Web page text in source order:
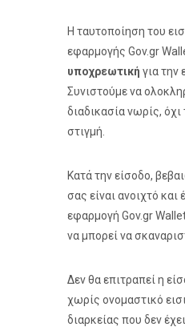
Η ταυτοποίηση του
εφαρμογής Gov.gr
υποχρεωτική για την
Συνιστούμε να
διαδικασία νωρίς, όχι
στιγμή.
Κατά την είσοδο,
σας είναι ανοιχτό και
εφαρμογή Gov.gr
να μπορεί να
Δεν θα επιτραπεί η
χωρίς ονομαστικό
διαρκείας που δεν